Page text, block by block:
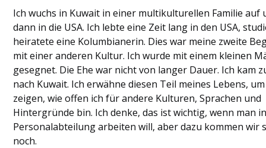
Ich wuchs in Kuwait in einer multikulturellen Familie auf
dann in die USA. Ich lebte eine Zeit lang in den USA,
heiratete eine Kolumbianerin. Dies war meine zweite
mit einer anderen Kultur. Ich wurde mit einem kleinen
gesegnet. Die Ehe war nicht von langer Dauer. Ich kam
nach Kuwait. Ich erwähne diesen Teil meines Lebens,
zeigen, wie offen ich für andere Kulturen, Sprachen und
Hintergründe bin. Ich denke, das ist wichtig, wenn man
Personalabteilung arbeiten will, aber dazu kommen wir
noch.